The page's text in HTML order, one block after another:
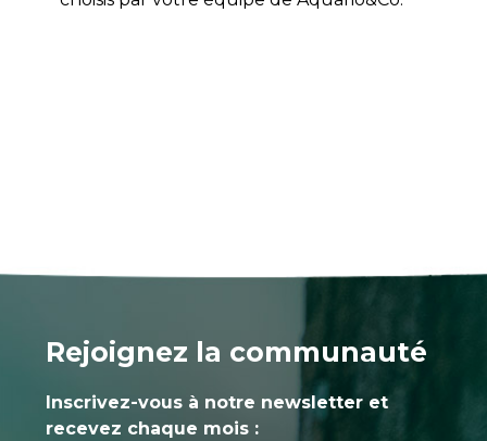
Rejoignez la communauté
Inscrivez-vous à notre newsletter et
recevez chaque mois :